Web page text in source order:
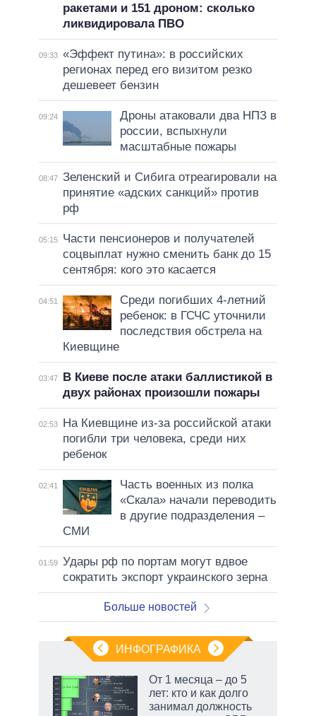
ракетами и 151 дроном: сколько
ликвидировала ПВО
09:33 «Эффект путина»: в российских
регионах перед его визитом резко
дешевеет бензин
09:24
Дроны атаковали два НПЗ в
россии, вспыхнули
масштабные пожары
08:47 Зеленский и Сибига отреагировали на
принятие «адских санкций» против
рф
05:15
Части пенсионеров и получателей
соцвыплат нужно сменить банк до 15
сентября: кого это касается
04:51
Среди погибших 4-летний
ребенок: в ГСЧС уточнили
последствия обстрела на
Киевщине
03:47
В Киеве после атаки баллистикой в
двух районах произошли пожары
02:53
На Киевщине из-за российской атаки
погибли три человека, среди них
ребенок
02:41
Часть военных из полка
«Скала» начали переводить
в другие подразделения –
СМИ
01:59 Удары рф по портам могут вдвое
сократить экспорт украинского зерна
Больше новостей
ИНФОГРАФИКА
От 1 месяца – до 5
лет: кто и как долго
занимал должность